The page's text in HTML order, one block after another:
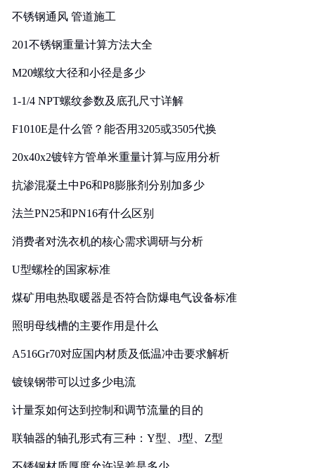
不锈钢通风 管道施工
201不锈钢重量计算方法大全
M20螺纹大径和小径是多少
1-1/4 NPT螺纹参数及底孔尺寸详解
F1010E是什么管？能否用3205或3505代换
20x40x2镀锌方管单米重量计算与应用分析
抗渗混凝土中P6和P8膨胀剂分别加多少
法兰PN25和PN16有什么区别
消费者对洗衣机的核心需求调研与分析
U型螺栓的国家标准
煤矿用电热取暖器是否符合防爆电气设备标准
照明母线槽的主要作用是什么
A516Gr70对应国内材质及低温冲击要求解析
镀镍钢带可以过多少电流
计量泵如何达到控制和调节流量的目的
联轴器的轴孔形式有三种：Y型、J型、Z型